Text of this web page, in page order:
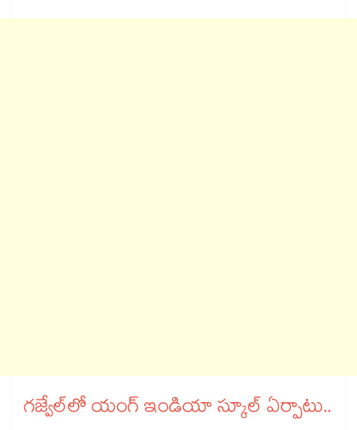
గజ్వేల్‌‌లో యంగ్ ఇండియా స్కూల్ ఏర్పాటు..